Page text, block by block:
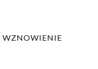
WZNOWIENIE